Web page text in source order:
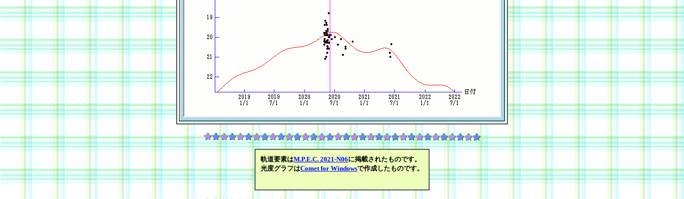
軌道要素はM.P.E.C. 2021-N06に掲載されたものです。
光度グラフはComet for Windowsで作成したものです。